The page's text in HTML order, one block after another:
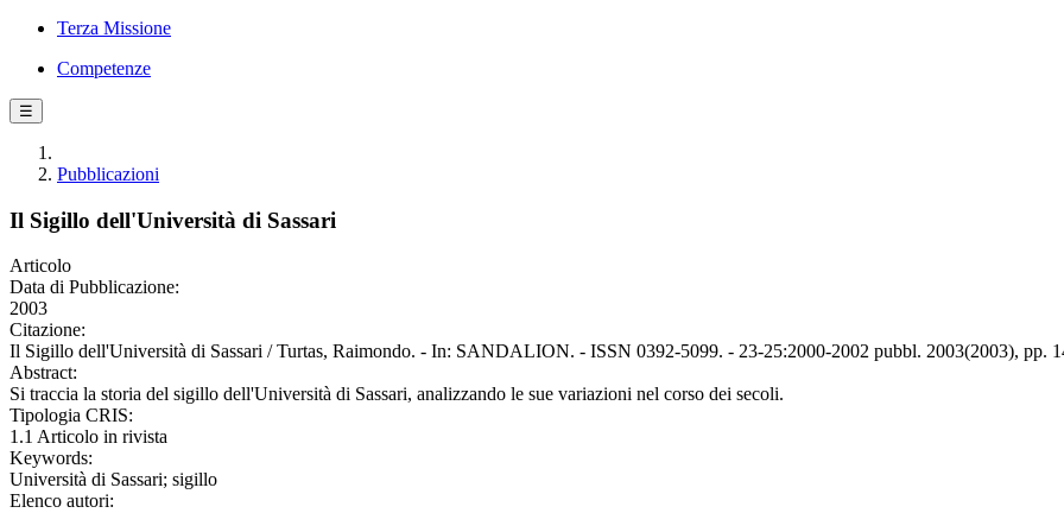
Terza Missione
Competenze
☰
Pubblicazioni
Il Sigillo dell'Università di Sassari
Articolo
Data di Pubblicazione:
2003
Citazione:
Il Sigillo dell'Università di Sassari / Turtas, Raimondo. - In: SANDALION. - ISSN 0392-5099. - 23-25:2000-2002 pubbl. 2003(2003), pp.
Abstract:
Si traccia la storia del sigillo dell'Università di Sassari, analizzando le sue variazioni nel corso dei secoli.
Tipologia CRIS:
1.1 Articolo in rivista
Keywords:
Università di Sassari; sigillo
Elenco autori: